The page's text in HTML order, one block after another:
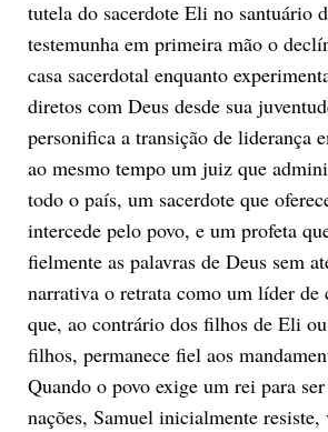
tutela do sacerdote Eli no santuário
testemunha em primeira mão o
casa sacerdotal enquanto
diretos com Deus desde sua
personifica a transição de liderança
ao mesmo tempo um juiz que
todo o país, um sacerdote que
intercede pelo povo, e um profeta
fielmente as palavras de Deus sem
narrativa o retrata como um líder de
que, ao contrário dos filhos de Eli
filhos, permanece fiel aos
Quando o povo exige um rei para
nações, Samuel inicialmente